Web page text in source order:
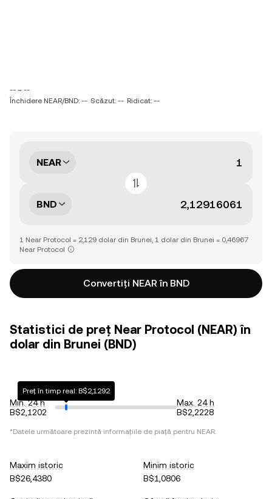
-- ~ --
Închidere NEAR/BND: -- Scăzut: -- Ridicat: --
NEAR
BND
1 Near Protocol = 2,129 dolar din Brunei, 1 dolar din Brunei = 0,46967
Near Protocol
Convertiți NEAR în BND
Statistici de preț Near Protocol (NEAR) în
dolar din Brunei (BND)
Min. 24 h
B$2,1202
Preț în timp real: B$2,1292
Max. 24 h
B$2,2228
*Datele următoare prezintă informațiile de piață pentru NEAR.
Maxim istoric
B$26,4380
Minim istoric
B$1,0806